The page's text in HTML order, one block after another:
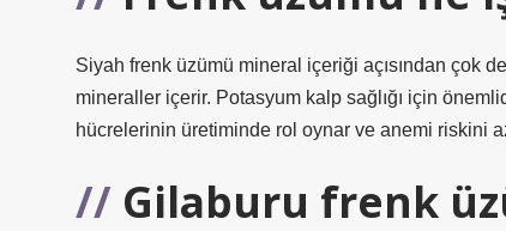
Siyah frenk üzümü mineral içeriği açısından çok
mineraller içerir. Potasyum kalp sağlığı için
hücrelerinin üretiminde rol oynar ve anemi riskini
Gilaburu frenk